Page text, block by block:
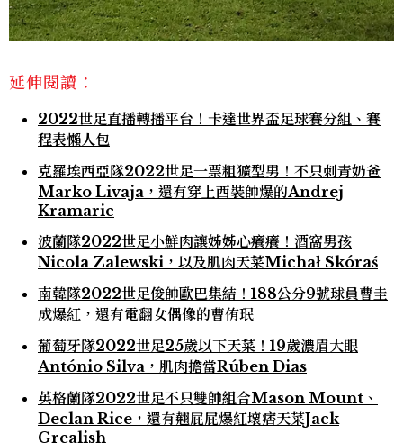
延伸閱讀：
2022世足直播轉播平台！卡達世界盃足球賽分組、賽
程表懶人包
克羅埃西亞隊2022世足一票粗獷型男！不只刺青奶爸
Marko Livaja，還有穿上西裝帥爆的Andrej
Kramaric
波蘭隊2022世足小鮮肉讓姊姊心癢癢！酒窩男孩
Nicola Zalewski，以及肌肉天菜Michał Skóraś
南韓隊2022世足俊帥歐巴集結！188公分9號球員曹圭
成爆紅，還有電翻女偶像的曹侑珉
葡萄牙隊2022世足25歲以下天菜！19歲濃眉大眼
António Silva，肌肉擔當Rúben Dias
英格蘭隊2022世足不只雙帥組合Mason Mount、
Declan Rice，還有翹屁屁爆紅壞痞天菜Jack
Grealish